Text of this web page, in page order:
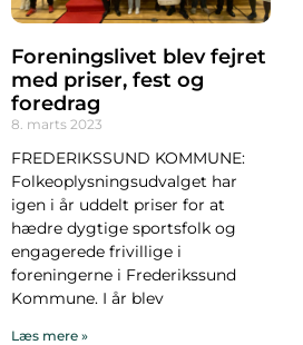
Foreningslivet blev fejret
med priser, fest og
foredrag
8. marts 2023
FREDERIKSSUND KOMMUNE:
Folkeoplysningsudvalget har
igen i år uddelt priser for at
hædre dygtige sportsfolk og
engagerede frivillige i
foreningerne i Frederikssund
Kommune. I år blev
Læs mere »